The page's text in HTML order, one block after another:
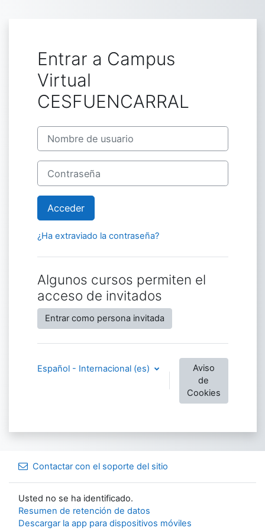
Entrar a Campus
Virtual
CESFUENCARRAL
Nombre de usuario
Contraseña
Acceder
¿Ha extraviado la contraseña?
Algunos cursos permiten el
acceso de invitados
Entrar como persona invitada
Español - Internacional ‎(es)‎
Aviso
de
Cookies
Contactar con el soporte del sitio
Usted no se ha identificado.
Resumen de retención de datos
Descargar la app para dispositivos móviles